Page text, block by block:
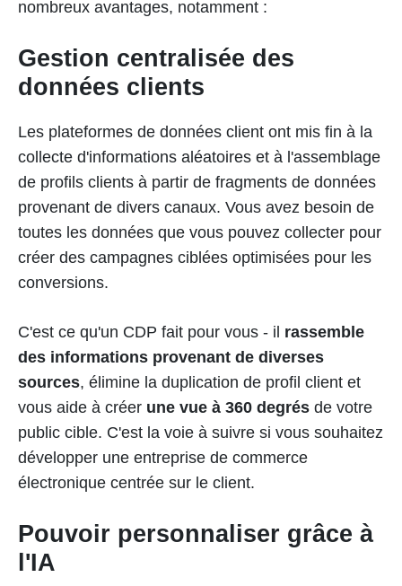
nombreux avantages, notamment :
Gestion centralisée des
données clients
Les plateformes de données client ont mis fin à la
collecte d'informations aléatoires et à l'assemblage
de profils clients à partir de fragments de données
provenant de divers canaux. Vous avez besoin de
toutes les données que vous pouvez collecter pour
créer des campagnes ciblées optimisées pour les
conversions.
C'est ce qu'un CDP fait pour vous - il rassemble
des informations provenant de diverses
sources, élimine la duplication de profil client et
vous aide à créer une vue à 360 degrés de votre
public cible. C'est la voie à suivre si vous souhaitez
développer une entreprise de commerce
électronique centrée sur le client.
Pouvoir personnaliser grâce à
l'IA